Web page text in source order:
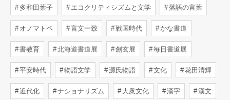
多和田葉子 エコクリティシズムと文学 落語の言葉
オノマトペ 言文一致 戦国時代 かな書道
書教育 北海道書道展 創玄展 毎日書道展
平安時代 物語文学 源氏物語 文化 花田清輝
近代化 ナショナリズム 大衆文化 漢字 漢文